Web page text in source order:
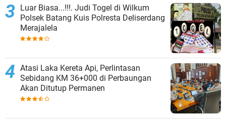
Luar Biasa...!!!. Judi Togel di Wilkum
Polsek Batang Kuis Polresta Deliserdang
Merajalela
Atasi Laka Kereta Api, Perlintasan
Sebidang KM 36+000 di Perbaungan
Akan Ditutup Permanen